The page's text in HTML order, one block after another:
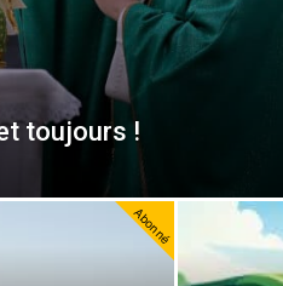
toujours !
Abonné